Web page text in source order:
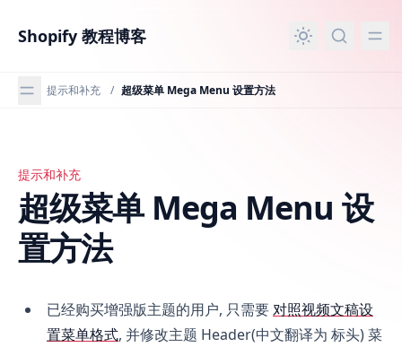
Shopify 教程博客
提示和补充 / 超级菜单 Mega Menu 设置方法
超级菜单 Mega Menu 设置方法
提示和补充
超级菜单 Mega Menu 设
置方法
已经购买增强版主题的用户, 只需要对照视频文稿设
置菜单格式, 并修改主题 Header(中文翻译为 标头) 菜